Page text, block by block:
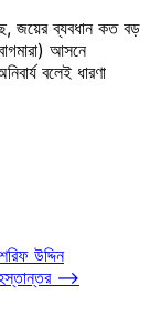
জয়ের ব্যবধান কত বড়
আসনে
বলেই ধারণা
উদ্দিন
⟶